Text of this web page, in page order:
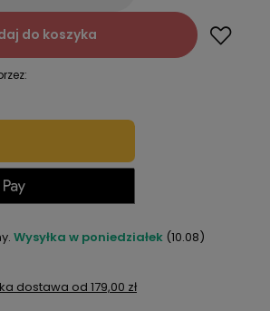
do koszyka
Wysyłka w poniedziałek (10.08)
dostawa od 179,00 zł